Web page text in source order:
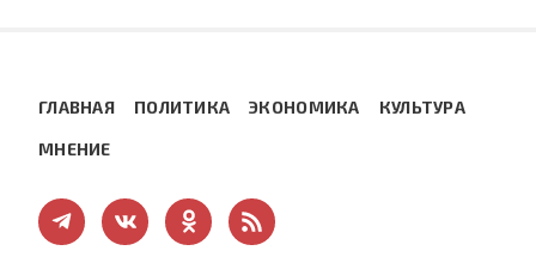
ГЛАВНАЯ ПОЛИТИКА ЭКОНОМИКА КУЛЬТУРА
МНЕНИЕ